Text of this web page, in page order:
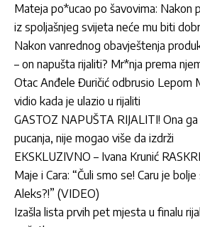
Mateja po*ucao po šavovima: Nakon
iz spoljašnjeg svijeta neće mu biti
Nakon vanrednog obavještenja
– on napušta rijaliti? Mr*nja prema
Otac Anđele Đuričić odbrusio Lepom
vidio kada je ulazio u rijaliti
GASTOZ NAPUŠTA RIJALITI! Ona
pucanja, nije mogao više da izdrži
EKSKLUZIVNO – Ivana Krunić
Maje i Cara: “Čuli smo se! Caru je
Aleks?!” (VIDEO)
Izašla lista prvih pet mjesta u finalu